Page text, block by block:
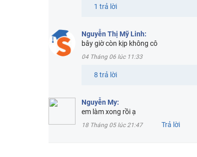
1 trả lời
Nguyễn Thị Mỹ Linh:
bây giờ còn kịp không cô
04 Tháng 06 lúc 11:33
8 trả lời
Nguyễn My:
em làm xong rồi ạ
18 Tháng 05 lúc 21:47 Trả lời